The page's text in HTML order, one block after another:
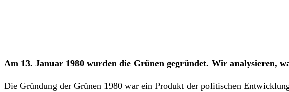
Am 13. Januar 1980 wurden die Grünen gegründet. Wir analysieren,
Die Gründung der Grünen 1980 war ein Produkt der politischen